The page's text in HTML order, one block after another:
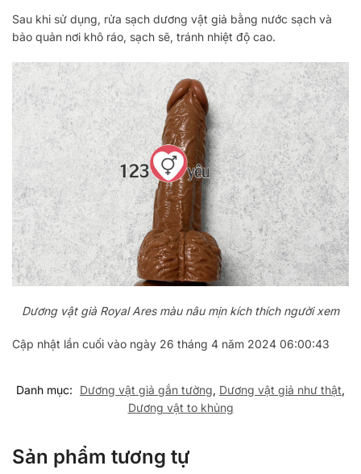
Sau khi sử dụng, rửa sạch dương vật giả bằng nước sạch và
bảo quản nơi khô ráo, sạch sẽ, tránh nhiệt độ cao.
Dương vật giả Royal Ares màu nâu mịn kích thích người xem
Cập nhật lần cuối vào ngày 26 tháng 4 năm 2024 06:00:43
Danh mục: Dương vật giả gắn tường, Dương vật giả như thật,
Dương vật to khủng
Sản phẩm tương tự